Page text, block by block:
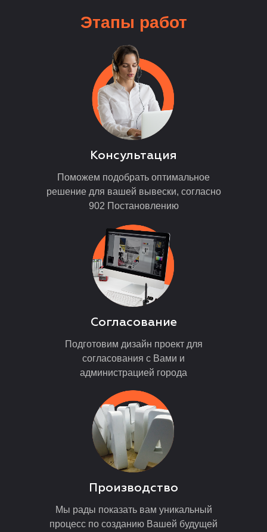
Этапы работ
Поможем подобрать оптимальное
решение для вашей вывески, согласно
902 Постановлению
Консультация
Подготовим дизайн проект для
согласования с Вами и
администрацией города
Согласование
Мы рады показать вам уникальный
процесс по созданию Вашей будущей
Производство